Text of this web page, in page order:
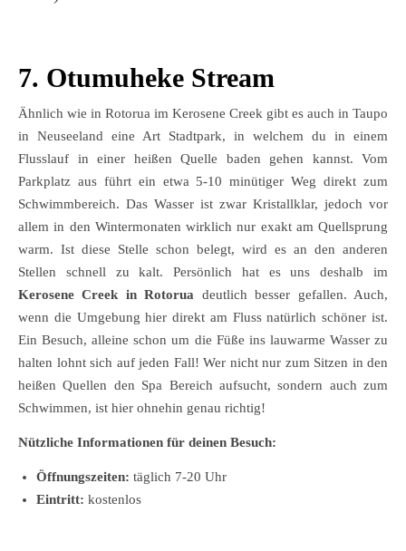
7. Otumuheke Stream
Ähnlich wie in Rotorua im Kerosene Creek gibt es auch in Taupo
in Neuseeland eine Art Stadtpark, in welchem du in einem
Flusslauf in einer heißen Quelle baden gehen kannst. Vom
Parkplatz aus führt ein etwa 5-10 minütiger Weg direkt zum
Schwimmbereich. Das Wasser ist zwar Kristallklar, jedoch vor
allem in den Wintermonaten wirklich nur exakt am Quellsprung
warm. Ist diese Stelle schon belegt, wird es an den anderen
Stellen schnell zu kalt. Persönlich hat es uns deshalb im
Kerosene Creek in Rotorua deutlich besser gefallen. Auch,
wenn die Umgebung hier direkt am Fluss natürlich schöner ist.
Ein Besuch, alleine schon um die Füße ins lauwarme Wasser zu
halten lohnt sich auf jeden Fall! Wer nicht nur zum Sitzen in den
heißen Quellen den Spa Bereich aufsucht, sondern auch zum
Schwimmen, ist hier ohnehin genau richtig!
Nützliche Informationen für deinen Besuch:
Öffnungszeiten: täglich 7-20 Uhr
Eintritt: kostenlos